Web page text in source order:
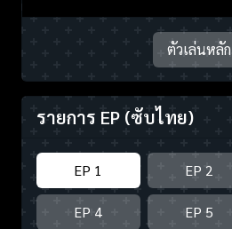
ตัวเล่นหลัก
รายการ EP (ซับไทย)
EP 1 EP 2
EP 4 EP 5